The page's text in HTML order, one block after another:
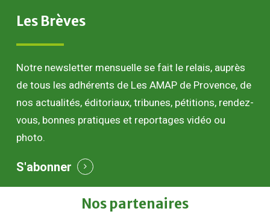
Les Brèves
Notre newsletter mensuelle se fait le relais, auprès
de tous les adhérents de Les AMAP de Provence, de
nos actualités, éditoriaux, tribunes, pétitions, rendez-
vous, bonnes pratiques et reportages vidéo ou
photo.
S'abonner
Nos partenaires